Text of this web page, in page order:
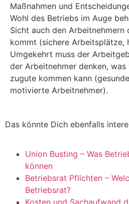
Maßnahmen und
Wohl des Betriebs im Auge
Sicht auch den Arbeitnehmern
kommt (sichere Arbeitsplätze,
Umgekehrt muss der
der Arbeitnehmer denken,
zugute kommen kann
motivierte Arbeitnehmer).
Das könnte Dich ebenfalls
Union Busting – Was
können
Betriebsrat Pflichten –
Betriebsrat?
Kosten und Sachaufwand